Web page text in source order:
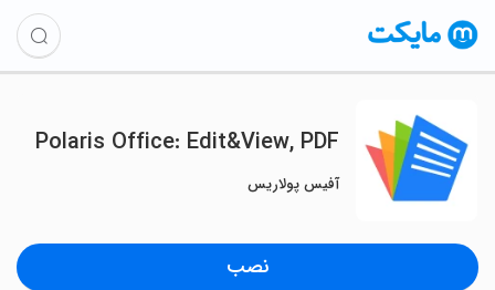
Polaris Office: Edit&View, PDF
آفیس پولاریس
نصب